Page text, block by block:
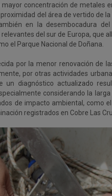
mayor concentración de metales
del área de vertido de la
en la desembocadura del
del sur de Europa, que
el Parque Nacional de Doñana.
por la menor renovación de
por otras actividades
un diagnóstico actualizado
considerando la
de impacto ambiental, como
registrados en Cobre Las